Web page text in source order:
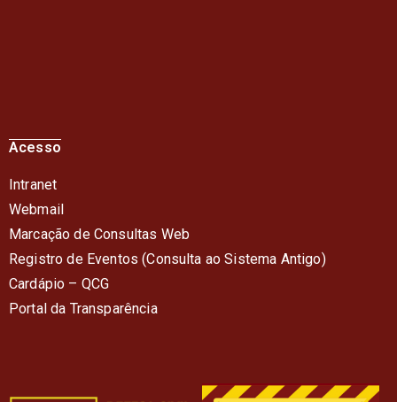
Acesso
Intranet
Webmail
Marcação de Consultas Web
Registro de Eventos (Consulta ao Sistema Antigo)
Cardápio – QCG
Portal da Transparência